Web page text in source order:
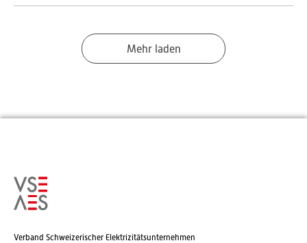
Mehr laden
Verband Schweizerischer Elektrizitätsunternehmen